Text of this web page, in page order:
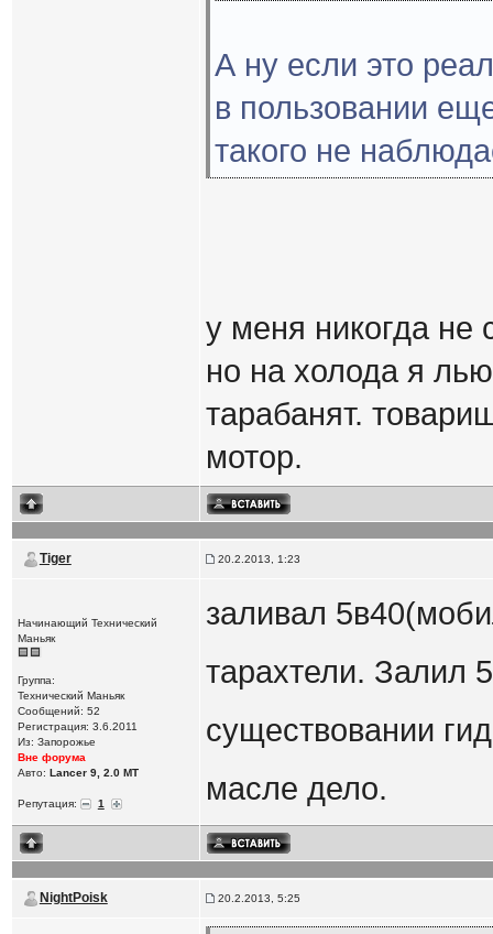
А ну если это
в пользовании
такого не
у меня никогда не
но на холода я
тарабанят.
мотор.
Tiger 20.2.2013, 1:23
Начинающий Технический
Маньяк
Группа:
Технический Маньяк
Сообщений: 52
Регистрация: 3.6.2011
Из: Запорожье
Вне форума
Авто: Lancer 9, 2.0 МТ
Репутация: 1
заливал
тарахтели. Залил
существовании
масле дело.
NightPoisk 20.2.2013, 5:25